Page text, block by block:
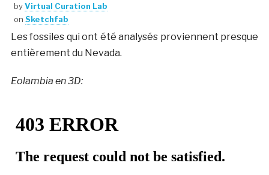
byVirtual Curation Lab
on Sketchfab
Les fossiles qui ont été analysés proviennent presque
entièrement du Nevada.
Eolambia en 3D: